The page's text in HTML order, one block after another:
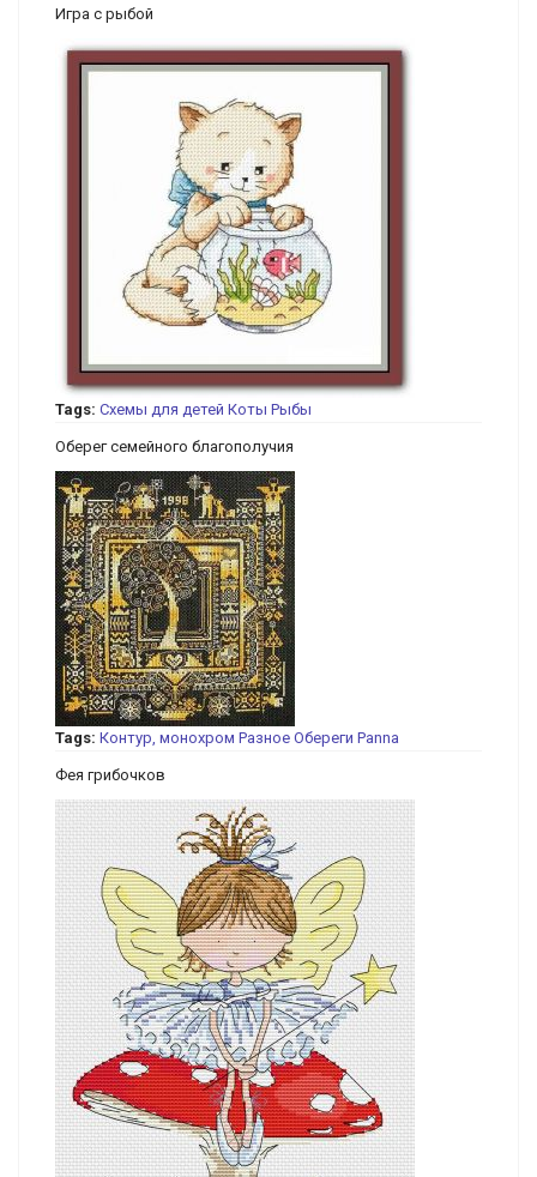
Игра с рыбой
Tags: Схемы для детей Коты Рыбы
Оберег семейного благополучия
Tags: Контур, монохром Разное Обереги Panna
Фея грибочков